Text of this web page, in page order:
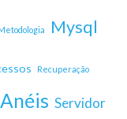
Mysql
Recuperação
Servidor